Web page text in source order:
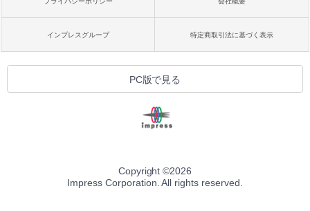
インプレスグループ 特定商取引法に基づく表示
PC版で見る
Copyright ©2026
Impress Corporation. All rights reserved.